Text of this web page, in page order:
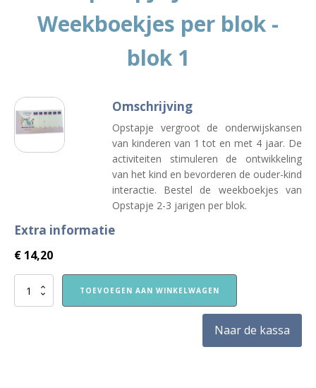
Weekboekjes per blok -
blok 1
Omschrijving
Opstapje vergroot de onderwijskansen
van kinderen van 1 tot en met 4 jaar. De
activiteiten stimuleren de ontwikkeling
van het kind en bevorderen de ouder-kind
interactie. Bestel de weekboekjes van
Opstapje 2-3 jarigen per blok.
Extra informatie
€ 14,20
Opstapje
TOEVOEGEN AAN WINKELWAGEN
Naar de kassa